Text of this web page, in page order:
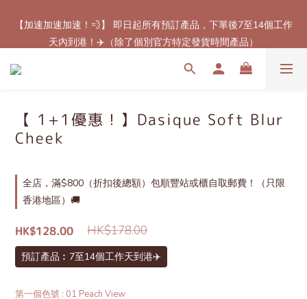
郵費！（只限香港地區）
天內到港！✈️（除了個別官方特定發貨時間產品）
【最新免郵優惠！🚚】滿$800（折扣後總額）包順豐站或櫃自取
【 1+1優惠！】Dasique Soft Blur
Cheek
全店，滿$800（折扣後總額）包順豐站或櫃自取郵費！（只限
香港地區）🚚
HK$128.00 HK$178.00
預訂產品︰7至14個工作天到港✈️
第一個色號 : 01 Peach View